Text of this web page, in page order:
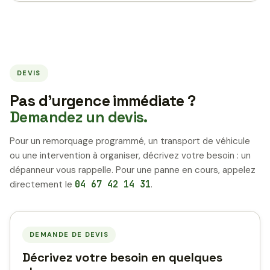
DEVIS
Pas d’urgence immédiate ?
Demandez un devis.
Pour un remorquage programmé, un transport de véhicule
ou une intervention à organiser, décrivez votre besoin : un
dépanneur vous rappelle. Pour une panne en cours, appelez
directement le 04 67 42 14 31.
DEMANDE DE DEVIS
Décrivez votre besoin en quelques